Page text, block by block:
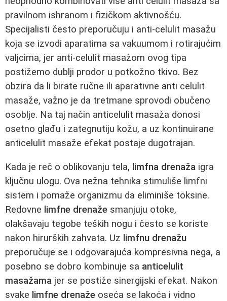
pravilnom ishranom i fizičkom aktivnošću.
Specijalisti često preporučuju i anti-celulit masažu
koja se izvodi aparatima sa vakuumom i rotirajućim
valjcima, jer anti-celulit masažom ovog tipa
postižemo dublji prodor u potkožno tkivo. Bez
obzira da li birate ručne ili aparativne anti celulit
masaže, važno je da tretmane sprovodi obučeno
osoblje. Na taj način anticelulit masaža donosi
osetno glađu i zategnutiju kožu, a uz kontinuirane
anticelulit masaže efekat postaje dugotrajan.
Kada je reč o oblikovanju tela, limfna drenaža igra
ključnu ulogu. Ova nežna tehnika stimuliše limfni
sistem i pomaže organizmu da eliminiše toksine.
Redovne limfne drenaže smanjuju otoke,
olakšavaju tegobe teških nogu i često se koriste
nakon hirurških zahvata. Uz limfnu drenažu
preporučuje se i odgovarajuća kompresivna nega, a
posebno se dobro kombinuje sa anticelulit
masažama jer se postiže sinergijski efekat. Nakon
svake limfne drenaže oseća se lakoća i vidno